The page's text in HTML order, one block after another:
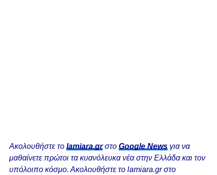
Ακολουθήστε το lamiara.grστο Google Newsγια να
μαθαίνετε πρώτοι τα κυανόλευκα νέα στην Ελλάδα και τον
υπόλοιπο κόσμο. Ακολουθήστε το lamiara.gr στο